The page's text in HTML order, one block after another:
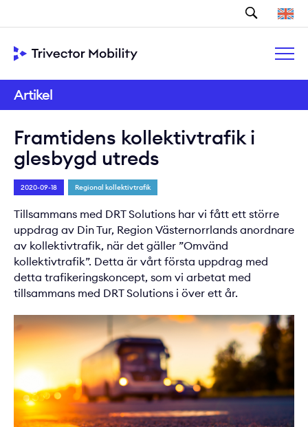
Sök
Artikel
Framtidens kollektivtrafik i
glesbygd utreds
2020-09-18 Regional kollektivtrafik
Tillsammans med DRT Solutions har vi fått ett större
uppdrag av Din Tur, Region Västernorrlands anordnare
av kollektivtrafik, när det gäller ”Omvänd
kollektivtrafik”. Detta är vårt första uppdrag med
detta trafikeringskoncept, som vi arbetat med
tillsammans med DRT Solutions i över ett år.